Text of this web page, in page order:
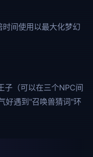
间使用以最大化梦幻
（可以在三个NPC间
好遇到"召唤兽猜词"环